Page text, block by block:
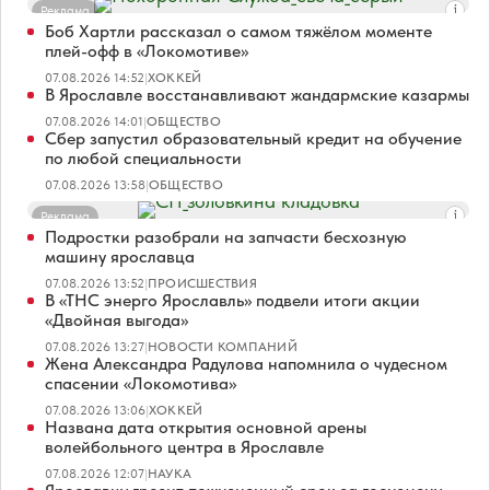
Реклама
Боб Хартли рассказал о самом тяжёлом моменте
плей-офф в «Локомотиве»
07.08.2026 14:52|ХОККЕЙ
В Ярославле восстанавливают жандармские казармы
07.08.2026 14:01|ОБЩЕСТВО
Сбер запустил образовательный кредит на обучение
по любой специальности
07.08.2026 13:58|ОБЩЕСТВО
Реклама
Подростки разобрали на запчасти бесхозную
машину ярославца
07.08.2026 13:52|ПРОИСШЕСТВИЯ
В «ТНС энерго Ярославль» подвели итоги акции
«Двойная выгода»
07.08.2026 13:27|НОВОСТИ КОМПАНИЙ
Жена Александра Радулова напомнила о чудесном
спасении «Локомотива»
07.08.2026 13:06|ХОККЕЙ
Названа дата открытия основной арены
волейбольного центра в Ярославле
07.08.2026 12:07|НАУКА